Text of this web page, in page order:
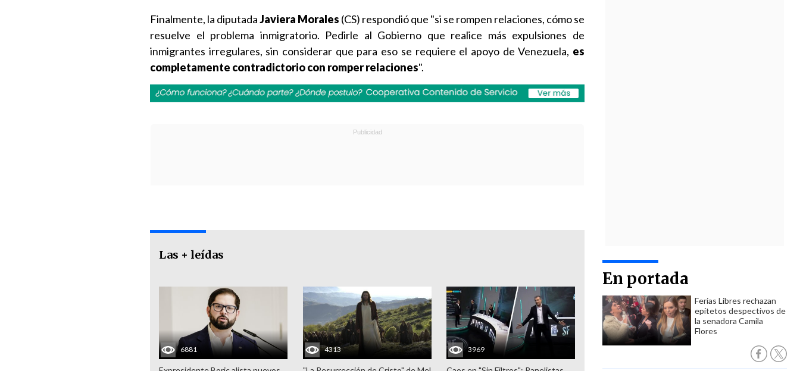
En portada
Ferias Libres rechazan
epítetos despectivos de
la senadora Camila
Flores
Finalmente, la diputadaJaviera Morales (CS) respondió que "si se rompen relaciones, cómo se
resuelve el problema inmigratorio. Pedirle al Gobierno que realice más expulsiones de
inmigrantes irregulares, sin considerar que para eso se requiere el apoyo de Venezuela, es
completamente contradictorio con romper relaciones".
Las + leídas
6881 4313 3969